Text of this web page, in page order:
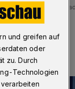
mit Auto und
und greifen auf
oder
zu. Durch
Technologien